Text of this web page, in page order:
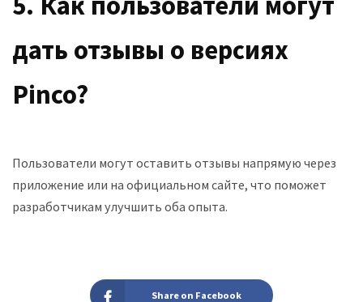
дать отзывы о версиях
Pinco?
Пользователи могут оставить отзывы напрямую через
приложение или на официальном сайте, что поможет
разработчикам улучшить оба опыта.
Share on Facebook